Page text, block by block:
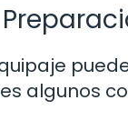
algunos